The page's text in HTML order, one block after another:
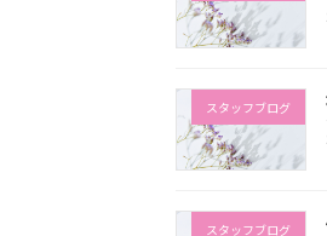
スタッフブログ
スタッフブログ